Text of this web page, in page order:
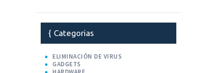
Categorias
ELIMINACIÓN DE VIRUS
GADGETS